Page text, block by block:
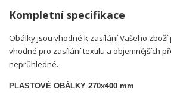
Kompletní specifikace
Obálky jsou vhodné k zasílání Vašeho
vhodné pro zasílání textilu a objemnějších
neprůhledné.
PLASTOVÉ OBÁLKY 270x400 mm